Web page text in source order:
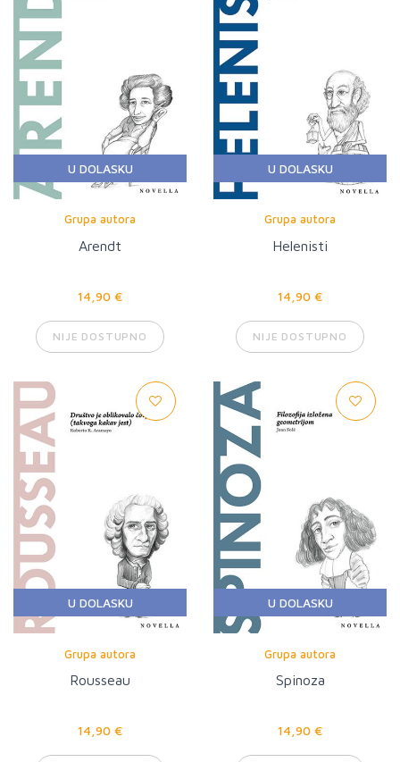
U DOLASKU
Grupa autora
Arendt
14,90 €
NIJE DOSTUPNO
U DOLASKU
Grupa autora
Helenisti
14,90 €
NIJE DOSTUPNO
U DOLASKU
Grupa autora
Rousseau
14,90 €
U DOLASKU
Grupa autora
Spinoza
14,90 €